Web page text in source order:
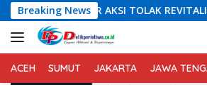
Langsung
ke
konten
Breaking News
REVITALISASI SITU CIKEDAL, 150
ACEH SUMUT JAKARTA JAWA